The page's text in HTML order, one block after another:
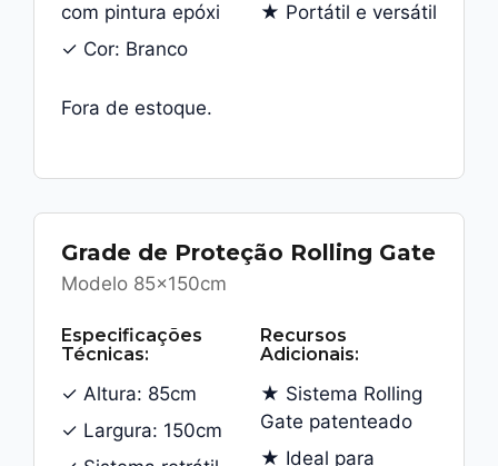
com pintura epóxi
✓ Cor: Branco
★ Portátil e versátil
Fora de estoque.
Grade de Proteção Rolling Gate
Modelo 85x150cm
Especificações
Técnicas:
✓ Altura: 85cm
✓ Largura: 150cm
Recursos
Adicionais:
★ Sistema Rolling
Gate patenteado
★ Ideal para